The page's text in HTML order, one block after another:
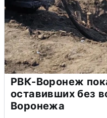
РВК-Воронеж
оставивших без
Воронежа